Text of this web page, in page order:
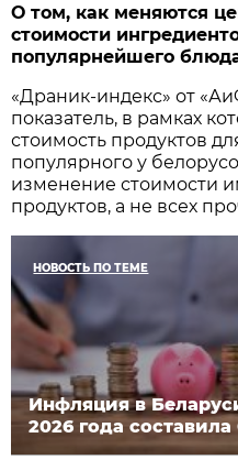
О том, как меняются
стоимости
популярнейшего
«Драник-индекс» от
показатель, в рамках
стоимость продуктов
популярного у
изменение стоимости
продуктов, а не всех
НОВОСТЬ ПО ТЕМЕ
Инфляция в
2026 года составила